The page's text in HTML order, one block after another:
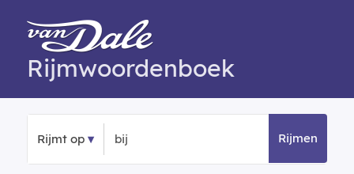
Rijmwoordenboek
Rijmt op Rijmen